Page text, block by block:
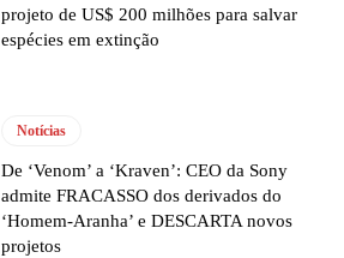
projeto de US$ 200 milhões para salvar
espécies em extinção
Notícias
De ‘Venom’ a ‘Kraven’: CEO da Sony
admite FRACASSO dos derivados do
‘Homem-Aranha’ e DESCARTA novos
projetos